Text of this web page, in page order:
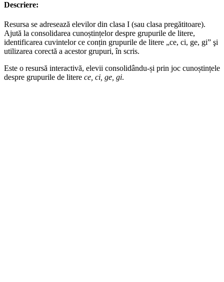
Descriere:
Resursa se adresează elevilor din clasa I (sau clasa pregătitoare).
Ajută la consolidarea cunoștințelor despre grupurile de litere,
identificarea cuvintelor ce conțin grupurile de litere „ce, ci, ge, gi” şi
utilizarea corectă a acestor grupuri, în scris.
Este o resursă interactivă, elevii consolidându-și prin joc cunoștințele
despre grupurile de litere ce, ci, ge, gi.